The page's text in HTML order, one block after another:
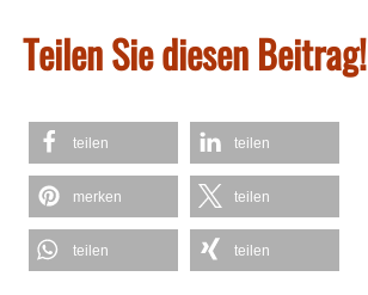
Teilen Sie diesen Beitrag!
teilen teilen
merken teilen
teilen teilen